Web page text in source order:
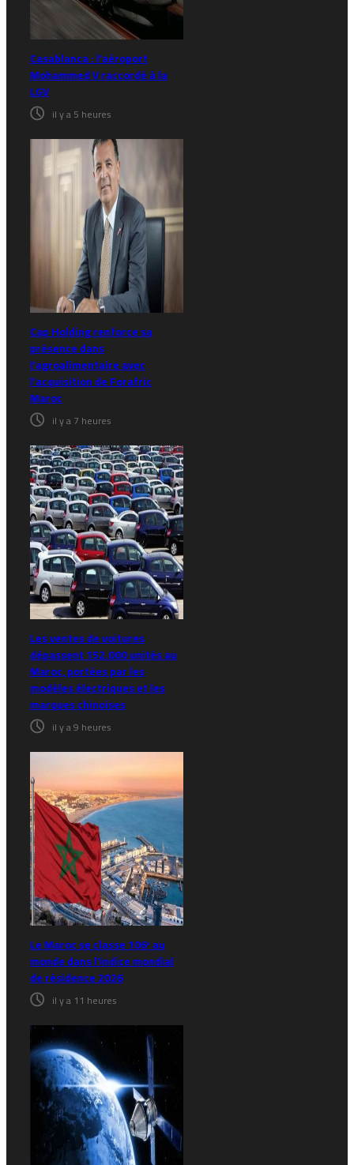
Casablanca : l’aéroport
Mohammed V raccordé à la
LGV
il y a 5 heures
Cap Holding renforce sa
présence dans
l’agroalimentaire avec
l’acquisition de Forafric
Maroc
il y a 7 heures
Les ventes de voitures
dépassent 152.000 unités au
Maroc, portées par les
modèles électriques et les
marques chinoises
il y a 9 heures
Le Maroc se classe 106ᵉ au
monde dans l’indice mondial
de résidence 2026
il y a 11 heures